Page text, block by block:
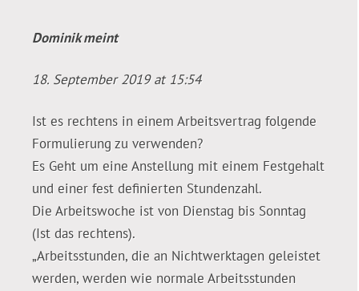
Dominikmeint
18. September 2019 at 15:54
Ist es rechtens in einem Arbeitsvertrag folgende
Formulierung zu verwenden?
Es Geht um eine Anstellung mit einem Festgehalt
und einer fest definierten Stundenzahl.
Die Arbeitswoche ist von Dienstag bis Sonntag
(Ist das rechtens).
„Arbeitsstunden, die an Nichtwerktagen geleistet
werden, werden wie normale Arbeitsstunden